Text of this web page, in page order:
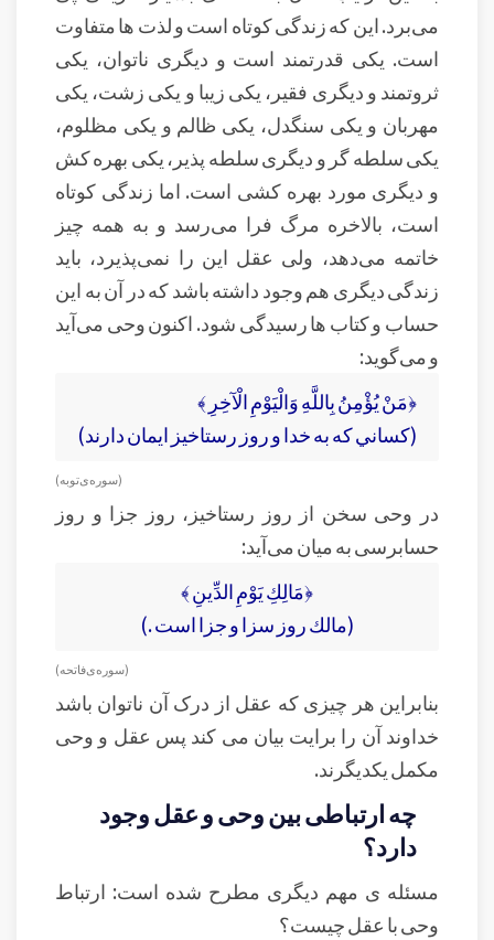
می‌برد. این که زندگی کوتاه است و لذت ها متفاوت
است. یکی قدرتمند است و دیگری ناتوان، یکی
ثروتمند و دیگری فقیر، یکی زیبا و یکی زشت، یکی
مهربان و یکی سنگدل، یکی ظالم و یکی مظلوم،
یکی سلطه گر و دیگری سلطه پذیر، یکی بهره کش
و دیگری مورد بهره کشی است. اما زندگی کوتاه
است، بالاخره مرگ فرا می‌رسد و به همه چیز
خاتمه می‌دهد، ولی عقل این را نمی‌پذیرد، باید
زندگی دیگری هم وجود داشته باشد که در آن به این
حساب و کتاب ها رسیدگی شود. اکنون وحی می‌آید
و می‌گوید:
﴿مَنْ يُؤْمِنُ بِاللَّهِ وَالْيَوْمِ الْآخِرِ ﴾
(كساني كه به خدا و روز رستاخيز ايمان دارند)
( سوره‌ی توبه )
در وحی سخن از روز رستاخیز، روز جزا و روز
حسابرسی به میان می‌آید:
﴿مَالِكِ يَوْمِ الدِّينِ ﴾
(مالك روز سزا و جزا است .)
( سوره‌ی فاتحه )
بنابراین هر چیزی که عقل از درک آن ناتوان باشد
خداوند آن را برایت بیان می کند پس عقل و وحی
مکمل یکدیگرند.
چه ارتباطی بین وحی و عقل وجود
دارد؟
مسئله ی مهم دیگری مطرح شده است: ارتباط
وحی با عقل چیست؟